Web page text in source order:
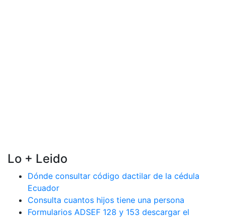
Lo + Leido
Dónde consultar código dactilar de la cédula
Ecuador
Consulta cuantos hijos tiene una persona
Formularios ADSEF 128 y 153 descargar el